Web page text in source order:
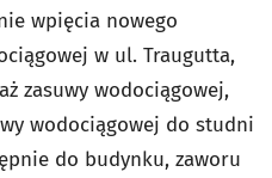
wpięcia nowego
w ul. Traugutta,
zasuwy wodociągowej,
wodociągowej do studni
do budynku, zaworu